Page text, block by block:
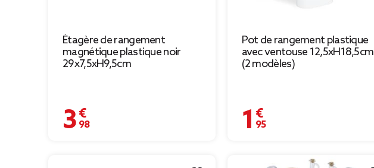
Étagère de rangement
magnétique plastique noir
29x7,5xH9,5cm
3,98 €
Pot de rangement plastique
avec ventouse 12,5xH18,5cm
(2 modèles)
1,95 €